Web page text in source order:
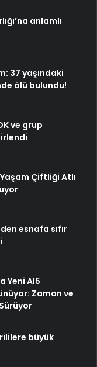
anlamlı
37 yaşındaki
ölü bulundu!
ve grup
Çiftliği Atlı
esnafa sıfır
Yeni AI5
Zaman ve
büyük